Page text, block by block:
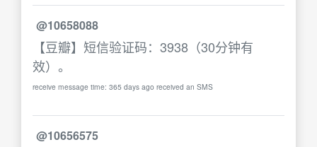
@10658088
【豆瓣】短信验证码：3938（30分钟有
效）。
receive message time: 365 days ago received an SMS
@10656575